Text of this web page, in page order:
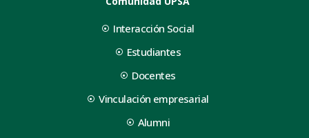
Interacción Social
Estudiantes
Docentes
Vinculación empresarial
Alumni